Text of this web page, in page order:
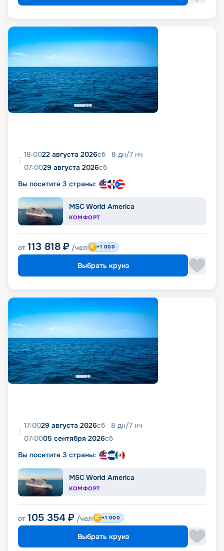
18:0022 августа 2026сб 8 дн/7 нч
07:0029 августа 2026сб
Вы посетите 3 страны:
MSC World America
КОМФОРТ
от 113 818 ₽ /чел +1 000
Выбрать круиз
17:0029 августа 2026сб 8 дн/7 нч
07:0005 сентября 2026сб
Вы посетите 3 страны:
MSC World America
КОМФОРТ
от 105 354 ₽ /чел +1 000
Выбрать круиз